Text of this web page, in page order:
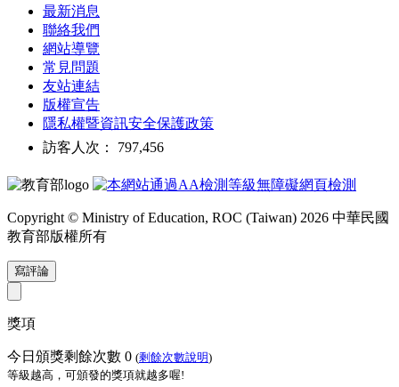
最新消息
聯絡我們
網站導覽
常見問題
友站連結
版權宣告
隱私權暨資訊安全保護政策
訪客人次： 797,456
Copyright © Ministry of Education, ROC (Taiwan) 2026 中華民國
教育部版權所有
寫評論
獎項
今日頒獎剩餘次數 0 (剩餘次數說明)
等級越高，可頒發的獎項就越多喔!